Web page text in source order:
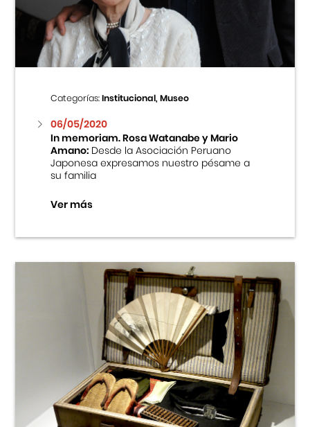
Centro Cultural Peruano Japonés
Cursos
Museo de la Inmigración Japonesa
Fondo Editorial
Teatro Peruano Japonés
Categorías:Institucional, Museo
06/05/2020
In memoriam. Rosa Watanabe y Mario
Amano:Desde la Asociación Peruano
Japonesa expresamos nuestro pésame a
su familia
Ver más